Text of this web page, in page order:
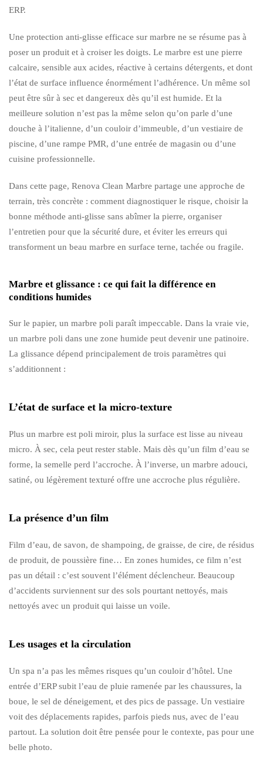
ERP.
Une protection anti-glisse efficace sur marbre ne se résume pas à
poser un produit et à croiser les doigts. Le marbre est une pierre
calcaire, sensible aux acides, réactive à certains détergents, et dont
l’état de surface influence énormément l’adhérence. Un même sol
peut être sûr à sec et dangereux dès qu’il est humide. Et la
meilleure solution n’est pas la même selon qu’on parle d’une
douche à l’italienne, d’un couloir d’immeuble, d’un vestiaire de
piscine, d’une rampe PMR, d’une entrée de magasin ou d’une
cuisine professionnelle.
Dans cette page, Renova Clean Marbre partage une approche de
terrain, très concrète : comment diagnostiquer le risque, choisir la
bonne méthode anti-glisse sans abîmer la pierre, organiser
l’entretien pour que la sécurité dure, et éviter les erreurs qui
transforment un beau marbre en surface terne, tachée ou fragile.
Marbre et glissance : ce qui fait la différence en
conditions humides
Sur le papier, un marbre poli paraît impeccable. Dans la vraie vie,
un marbre poli dans une zone humide peut devenir une patinoire.
La glissance dépend principalement de trois paramètres qui
s’additionnent :
L’état de surface et la micro-texture
Plus un marbre est poli miroir, plus la surface est lisse au niveau
micro. À sec, cela peut rester stable. Mais dès qu’un film d’eau se
forme, la semelle perd l’accroche. À l’inverse, un marbre adouci,
satiné, ou légèrement texturé offre une accroche plus régulière.
La présence d’un film
Film d’eau, de savon, de shampoing, de graisse, de cire, de résidus
de produit, de poussière fine… En zones humides, ce film n’est
pas un détail : c’est souvent l’élément déclencheur. Beaucoup
d’accidents surviennent sur des sols pourtant nettoyés, mais
nettoyés avec un produit qui laisse un voile.
Les usages et la circulation
Un spa n’a pas les mêmes risques qu’un couloir d’hôtel. Une
entrée d’ERP subit l’eau de pluie ramenée par les chaussures, la
boue, le sel de déneigement, et des pics de passage. Un vestiaire
voit des déplacements rapides, parfois pieds nus, avec de l’eau
partout. La solution doit être pensée pour le contexte, pas pour une
belle photo.